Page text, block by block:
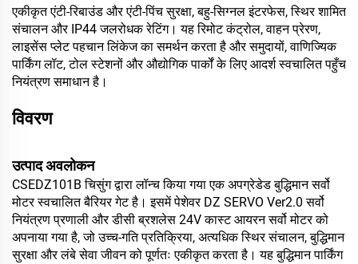
एकीकृत एंटी-रिबाउंड और एंटी-पिंच सुरक्षा, बहु-सिग्नल इंटरफेस, स्थिर शामित
संचालन और IP44 जलरोधक रेटिंग। यह रिमोट कंट्रोल, वाहन प्रेरण,
लाइसेंस प्लेट पहचान लिंकेज का समर्थन करता है और समुदायों, वाणिज्यिक
पार्किंग लॉट, टोल स्टेशनों और औद्योगिक पार्कों के लिए आदर्श स्वचालित पहुँच
नियंत्रण समाधान है।
विवरण
उत्पाद अवलोकन
CSEDZ101B चिसुंग द्वारा लॉन्च किया गया एक अपग्रेडेड बुद्धिमान सर्वो
मोटर स्वचालित बैरियर गेट है। इसमें पेशेवर DZ SERVO Ver2.0 सर्वो
नियंत्रण प्रणाली और डीसी ब्रशलेस 24V कास्ट आयरन सर्वो मोटर को
अपनाया गया है, जो उच्च-गति प्रतिक्रिया, अत्यधिक स्थिर संचालन, बुद्धिमान
सुरक्षा और लंबे सेवा जीवन को पूर्णतः एकीकृत करता है। यह बुद्धिमान पार्किंग